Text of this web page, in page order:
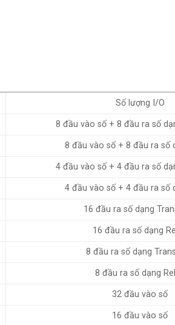
Số lượng I/O
8 đầu vào số + 8 đầu ra số
8 đầu vào số + 8 đầu ra số
4 đầu vào số + 4 đầu ra số
4 đầu vào số + 4 đầu ra số
16 đầu ra số dạng
16 đầu ra số dạng
8 đầu ra số dạng
8 đầu ra số dạng
32 đầu vào số
16 đầu vào số